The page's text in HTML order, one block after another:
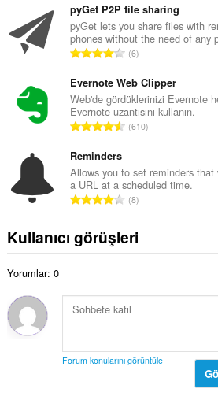
y
s
a
y
ı
s
ı
:
p
l
a
m
y
s
a
y
s
ı
:
pyGet P2P file sharing
pyGet lets you share files with
phones without the need of any
T
p
l
a
m
s
a
y
s
ı
6
Evernote Web Clipper
Web'de gördüklerinizi Evernote
Evernote uzantısını kullanın.
T
l
a
m
y
s
ı
s
610
Reminders
Allows you to set reminders
a URL at a scheduled time.
T
l
o
y
y
8
Kullanıcı görüşleri
Yorumlar: 0
Forum konularını görüntüle